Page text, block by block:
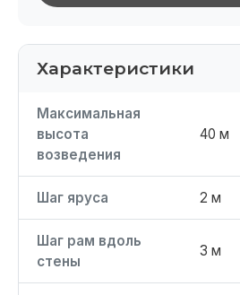
Характеристики
Максимальная
высота
возведения
40 м
Шаг яруса 2 м
Шаг рам вдоль
стены
3 м